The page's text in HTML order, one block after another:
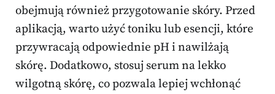
obejmują również przygotowanie skóry. Przed
aplikacją, warto użyć toniku lub esencji, które
przywracają odpowiednie pH i nawilżają
skórę. Dodatkowo, stosuj serum na lekko
wilgotną skórę, co pozwala lepiej wchłonąć